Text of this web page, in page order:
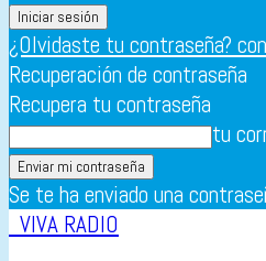
¿Olvidaste tu contraseña?
Recuperación de contraseña
Recupera tu contraseña
tu
Se te ha enviado una
VIVA RADIO